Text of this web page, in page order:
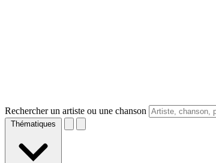
Rechercher un artiste ou une chanson
Thématiques